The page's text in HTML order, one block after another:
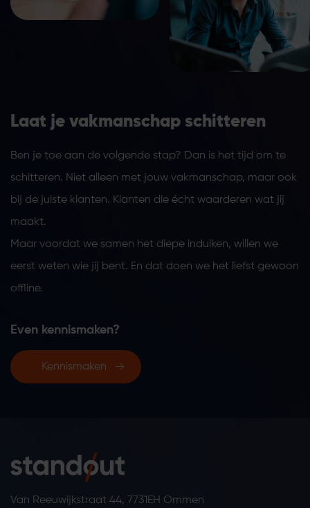
Laat je vakmanschap schitteren
Ben je toe aan de volgende stap? Dan is het tijd om te
schitteren. Niet alleen met jouw vakmanschap, maar ook
bij de juiste klanten. Klanten die écht waarderen wat jij
maakt.
Maar voordat we samen het diepe induiken, willen we
eerst weten wie jij bent. En dat doen we het liefst gewoon
offline.
Even kennismaken?
Kennismaken
Van Reeuwijkstraat 44, 7731EH Ommen